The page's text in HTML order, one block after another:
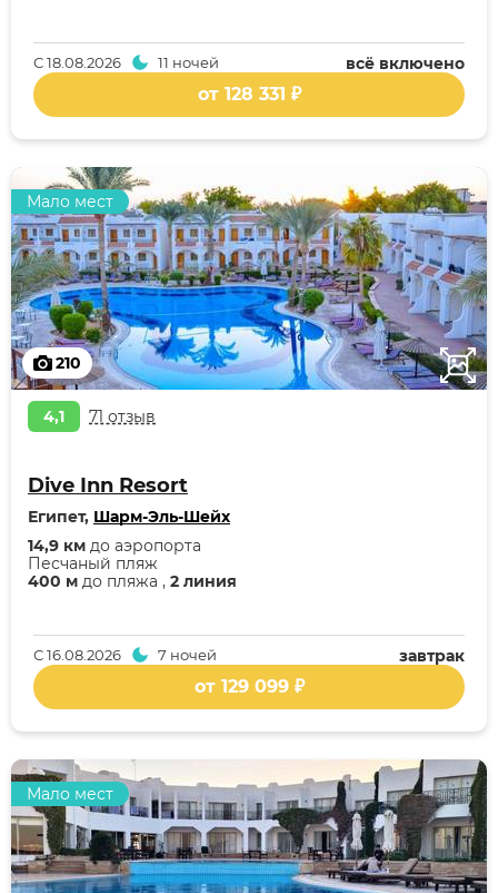
всё включено
С18.08.2026 11 ночей
от 128 331 ₽
210
Мало мест
4,1 71 отзыв
Dive Inn Resort
Египет, Шарм-Эль-Шейх
400 м до пляжа , 2 линия
Песчаный пляж
14,9 км до аэропорта
завтрак
С16.08.2026 7 ночей
от 129 099 ₽
Мало мест